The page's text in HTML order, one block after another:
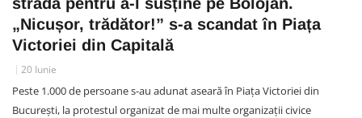
„Nicușor, trădător!” s-a scandat în Piața
Victoriei din Capitală
20 Iunie
Peste 1.000 de persoane s-au adunat aseară în Piața Victoriei din
București, la protestul organizat de mai multe organizații civice